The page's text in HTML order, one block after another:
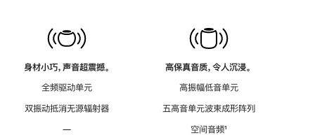
身材小巧，声音超震撼。
全频驱动单元
双振动抵消无源辐射器
—
高保真音质，令人沉浸。
高振幅低音单元
五高音单元波束成形阵列
空间音频脚
¹